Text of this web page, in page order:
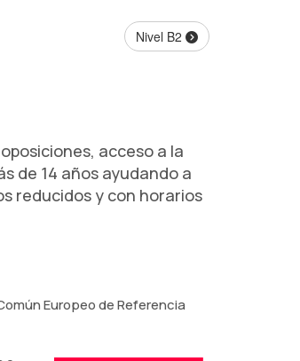
Nivel B2
acceso a la
de 14 años ayudando a
reducidos y con horarios
Europeo de Referencia